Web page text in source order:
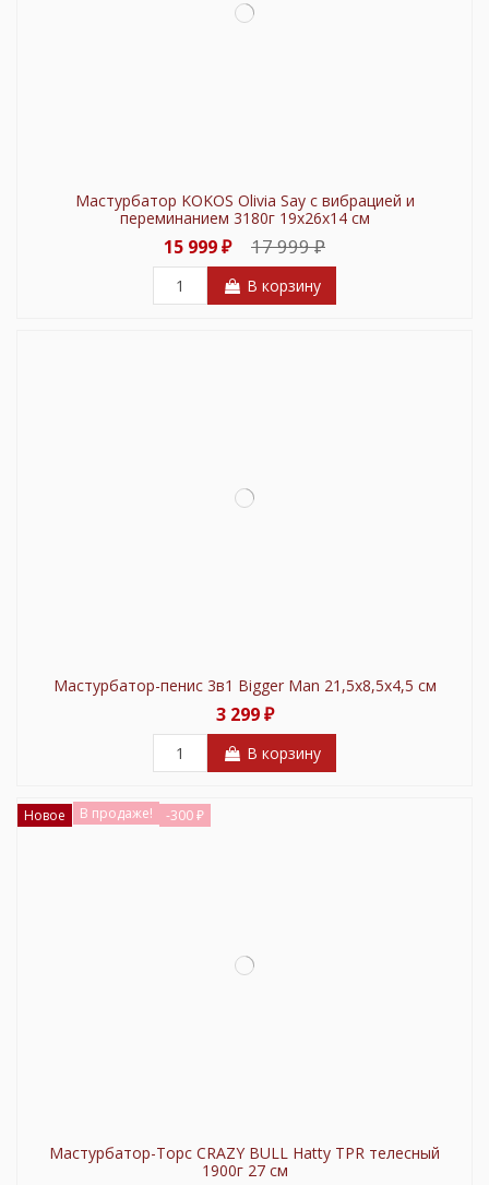
Мастурбатор KOKOS Olivia Say c вибрацией и
переминанием 3180г 19х26х14 см
15 999 ₽ 17 999 ₽
В корзину
Мастурбатор-пенис 3в1 Bigger Man 21,5х8,5х4,5 см
3 299 ₽
В корзину
В продаже! -300 ₽
Новое
Мастурбатор-Торс CRAZY BULL Hatty TPR телесный
1900г 27 см